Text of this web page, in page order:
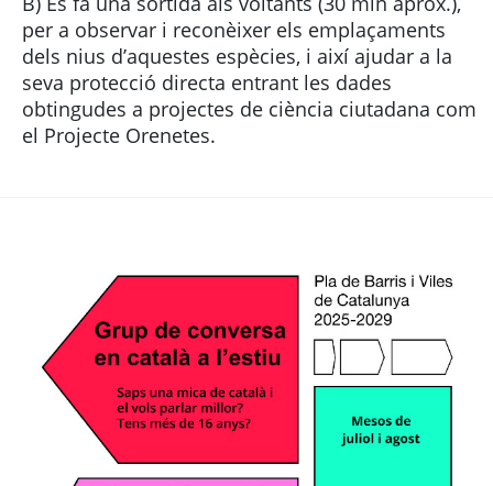
per a observar i reconèixer els emplaçaments
dels nius d’aquestes espècies, i així ajudar a la
seva protecció directa entrant les dades
obtingudes a projectes de ciència ciutadana com
el Projecte Orenetes.